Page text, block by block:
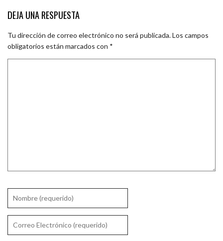
DEJA UNA RESPUESTA
Tu dirección de correo electrónico no será publicada.Los campos
obligatorios están marcados con *